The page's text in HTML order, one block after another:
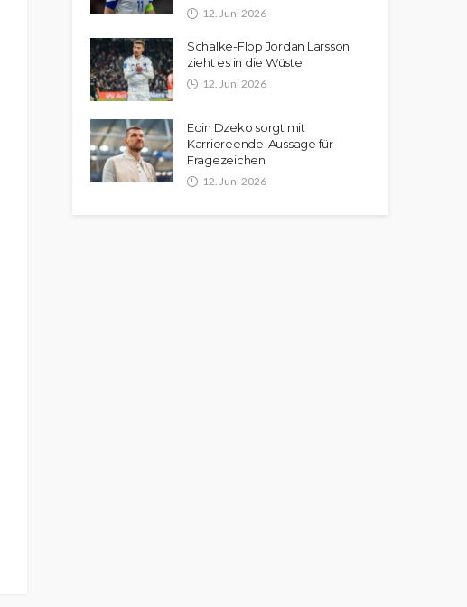
12. Juni 2026
Schalke-Flop Jordan Larsson
zieht es in die Wüste
12. Juni 2026
Edin Dzeko sorgt mit
Karriereende-Aussage für
Fragezeichen
12. Juni 2026